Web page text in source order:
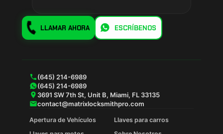
LLAMAR AHORA ESCRÍBENOS
(645) 214-6989
(645) 214-6989
3691 SW 7th St, Unit B, Miami, FL 33135
contact@matrixlocksmithpro.com
Apertura de Vehículos
Llaves para carros